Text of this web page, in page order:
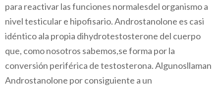
para reactivar las funciones normalesdel organismo a
nivel testicular e hipofisario. Androstanolone es casi
idéntico ala propia dihydrotestosterone del cuerpo
que, como nosotros sabemos,se forma por la
conversión periférica de testosterona. Algunosllaman
Androstanolone por consiguiente a un